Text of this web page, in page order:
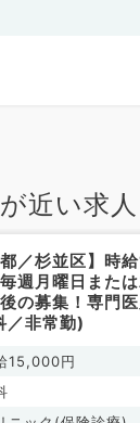
近い求人
都／杉並区】時
週月曜日また
の募集！専門
／非常勤)
15,000円